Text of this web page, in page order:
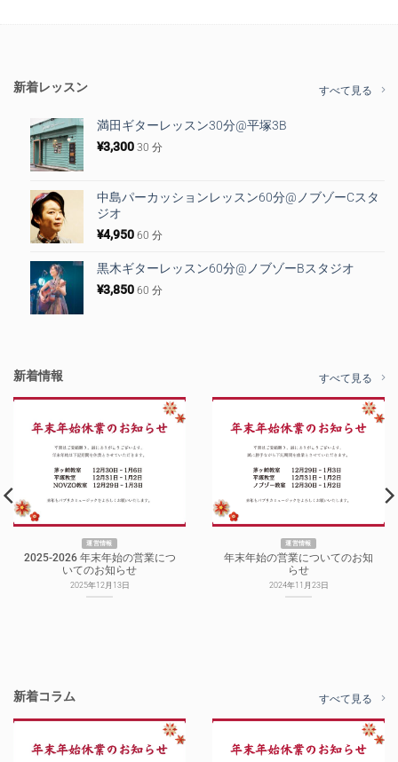
新着レッスン すべて見る
満田ギターレッスン30分@平塚3B
¥3,300 30 分
中島パーカッションレッスン60分@ノブゾーCスタ
ジオ
¥4,950 60 分
黒木ギターレッスン60分@ノブゾーBスタジオ
¥3,850 60 分
新着情報 すべて見る
運営情報
2025-2026 年末年始の営業につ
いてのお知らせ
2025年12月13日
運営情報
年末年始の営業についてのお知
らせ
2024年11月23日
新着コラム すべて見る